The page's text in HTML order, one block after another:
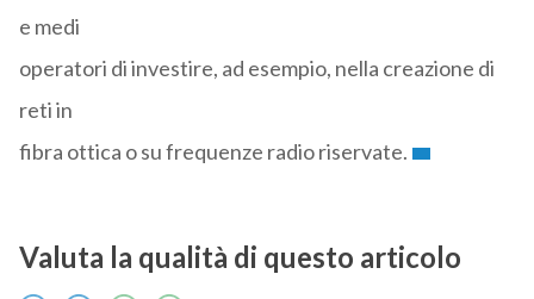
e medi
operatori di investire, ad esempio, nella creazione di
reti in
fibra ottica o su frequenze radio riservate.
Valuta la qualità di questo articolo